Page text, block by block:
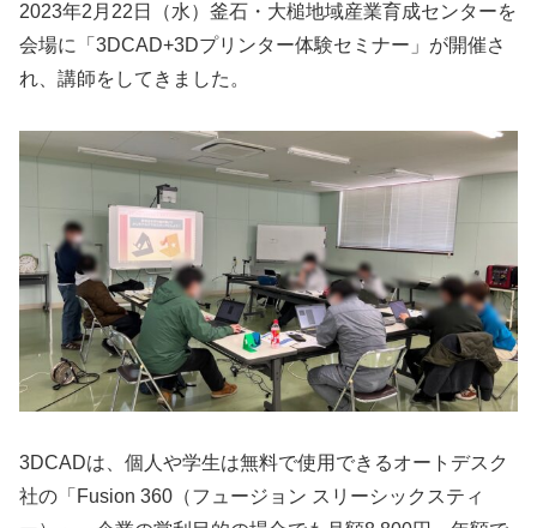
2023年2月22日（水）釜石・大槌地域産業育成センターを
会場に「3DCAD+3Dプリンター体験セミナー」が開催さ
れ、講師をしてきました。
3DCADは、個人や学生は無料で使用できるオートデスク
社の「Fusion 360（フュージョン スリーシックスティ